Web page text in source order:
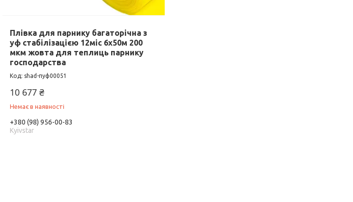
Плівка для парнику багаторічна з
уф стабілізацією 12міс 6х50м 200
мкм жовта для теплиць парнику
господарства
shad-пуф00051
10 677 ₴
Немає в наявності
+380 (98) 956-00-83
Kyivstar